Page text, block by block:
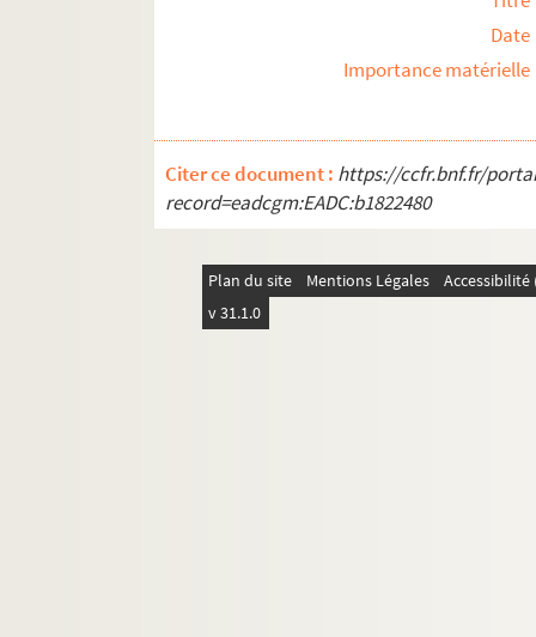
Date
Importance matérielle
Citer ce document : https://ccfr.bnf.fr/
record=eadcgm:EADC:b1822480
Plan du site Mentions Légales
v 31.1.0